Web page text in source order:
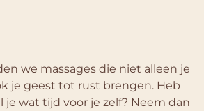
we massages die niet alleen je
je geest tot rust brengen. Heb
je wat tijd voor je zelf? Neem dan